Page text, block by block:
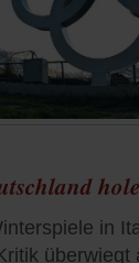
in
überwiegt